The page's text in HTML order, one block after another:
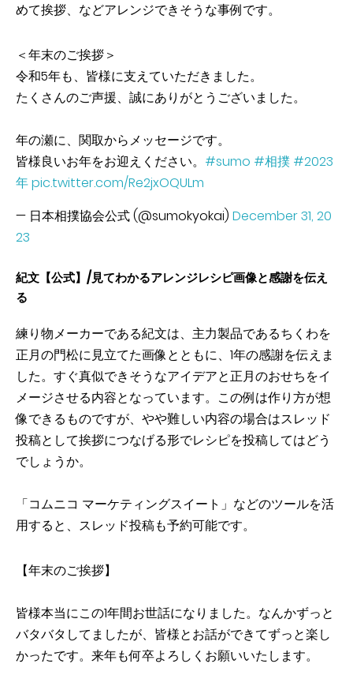
めて挨拶、などアレンジできそうな事例です。
＜年末のご挨拶＞
令和5年も、皆様に支えていただきました。
たくさんのご声援、誠にありがとうございました。
年の瀬に、関取からメッセージです。
皆様良いお年をお迎えください。 #sumo #相撲 #2023
年pic.twitter.com/Re2jxOQULm
— 日本相撲協会公式 (@sumokyokai) December 31, 20
23
紀文【公式】/見てわかるアレンジレシピ画像と感謝を伝え
る
練り物メーカーである紀文は、主力製品であるちくわを
正月の門松に見立てた画像とともに、1年の感謝を伝えま
した。すぐ真似できそうなアイデアと正月のおせちをイ
メージさせる内容となっています。この例は作り方が想
像できるものですが、やや難しい内容の場合はスレッド
投稿として挨拶につなげる形でレシピを投稿してはどう
でしょうか。
「コムニコ マーケティングスイート」などのツールを活
用すると、スレッド投稿も予約可能です。
【年末のご挨拶】
皆様本当にこの1年間お世話になりました。なんかずっと
バタバタしてましたが、皆様とお話ができてずっと楽し
かったです。来年も何卒よろしくお願いいたします。